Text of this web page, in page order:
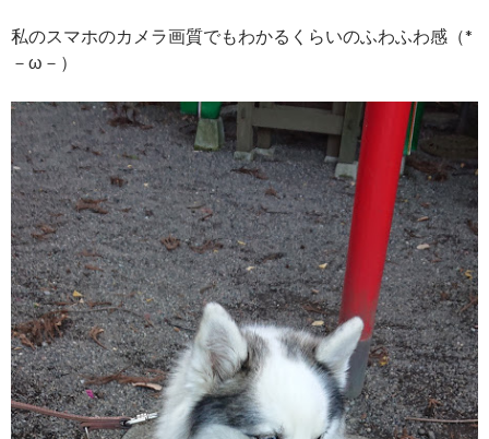
私のスマホのカメラ画質でもわかるくらいのふわふわ感（*
－ω－）